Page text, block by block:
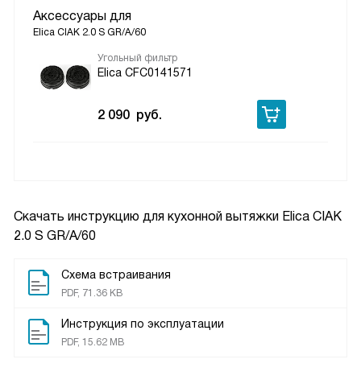
Скачать инструкцию для кухонной вытяжки Elica CIAK
2.0 S GR/A/60
Схема встраивания
PDF, 71.36 KB
Инструкция по эксплуатации
PDF, 15.62 MB
Аксессуары для
Elica CIAK 2.0 S GR/A/60
Угольный фильтр
Elica CFC0141571
2 090 руб.